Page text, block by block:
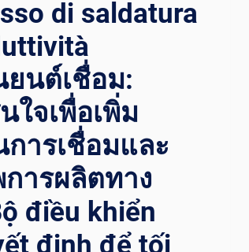
di saldatura
นต์เชื่อม:
ใจเพื่อเพิ่ม
ารเชื่อมและ
ารผลิตทาง
điều khiển
định để tối